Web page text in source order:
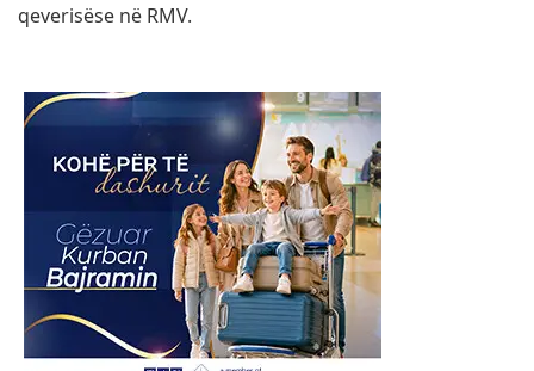
qeverisëse në RMV.